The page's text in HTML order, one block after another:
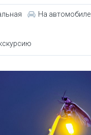
На автомобиле